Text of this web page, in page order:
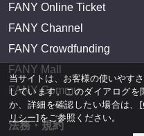
FANY Online Ticket
FANY Channel
FANY Crowdfunding
FANY Mall
FANY Commu
法務・規約
当サイトは、お客様の使いやす
しています。このダイアログ
か、詳細を確認したい場合は、
リシー]をご参照ください。